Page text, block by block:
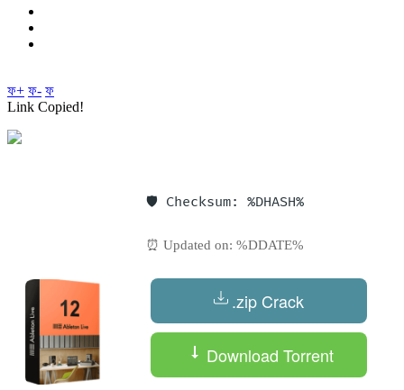
ফ+ ফ- ফ
Link Copied!
🛡️ Checksum: %DHASH%
⏰ Updated on: %DDATE%
.zip Crack
Download Torrent